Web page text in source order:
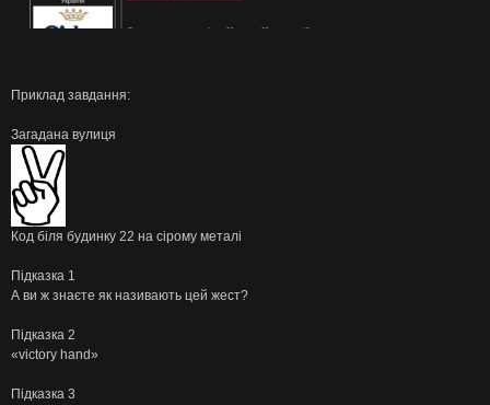
Приклад завдання:
Загадана вулиця
Код біля будинку 22 на сірому металі
Підказка 1
А ви ж знаєте як називають цей жест?
Підказка 2
«victory hand»
Підказка 3